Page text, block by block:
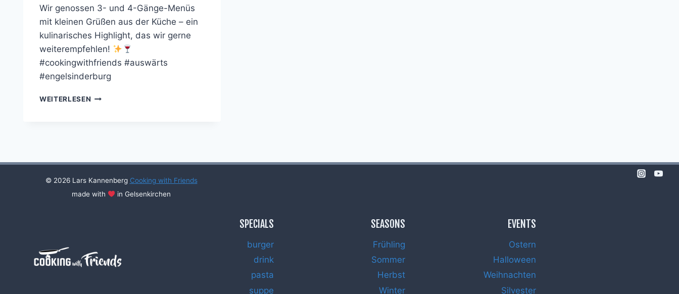
Wir genossen 3- und 4-Gänge-Menüs
mit kleinen Grüßen aus der Küche – ein
kulinarisches Highlight, das wir gerne
weiterempfehlen!
#cookingwithfriends #auswärts
#engelsinderburg
WEITERLESEN FRIENDS
© 2026 Lars Kannenberg Cooking with Friends
made with
in Gelsenkirchen
SPECIALS
burger
drink
pasta
suppe
SEASONS
Frühling
Sommer
Herbst
Winter
EVENTS
Ostern
Halloween
Weihnachten
Silvester